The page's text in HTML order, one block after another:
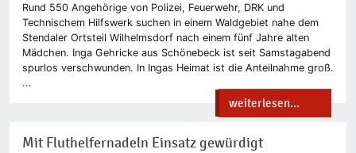
Rund 550 Angehörige von Polizei, Feuerwehr, DRK und
Technischem Hilfswerk suchen in einem Waldgebiet nahe dem
Stendaler Ortsteil Wilhelmsdorf nach einem fünf Jahre alten
Mädchen. Inga Gehricke aus Schönebeck ist seit Samstagabend
spurlos verschwunden. In Ingas Heimat ist die Anteilnahme groß.
...
weiterlesen...
Mit Fluthelfernadeln Einsatz gewürdigt